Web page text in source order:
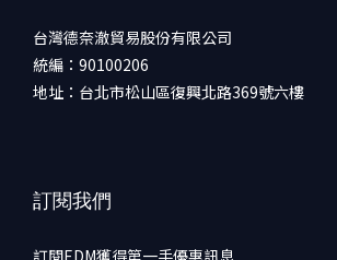
台灣德奈澈貿易股份有限公司
統編：90100206
地址：台北市松山區復興北路369號六樓
訂閱我們
訂閱EDM獲得第一手優惠訊息